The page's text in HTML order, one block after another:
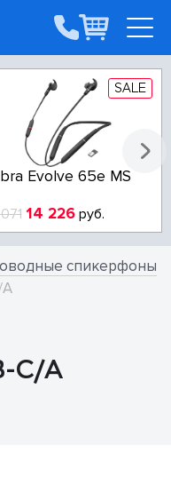
SALE
Evolve 65e MS
14 226руб.
спикерфоны
C/A